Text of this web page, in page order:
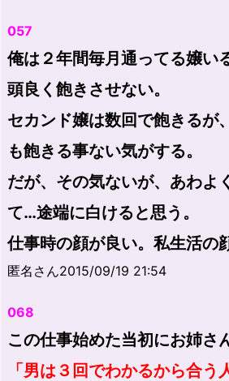
057
俺は２年間毎月通ってる嬢い
頭良く飽きさせない。
セカンド嬢は数回で飽きるが
も飽きる事ない気がする。
だが、その気ないが、あわよ
て…途端に白けると思う。
仕事時の顔が良い。私生活の
匿名さん2015/09/19 21:54
068
この仕事始めた当初にお姉さ
「男は３回でわかるから合う